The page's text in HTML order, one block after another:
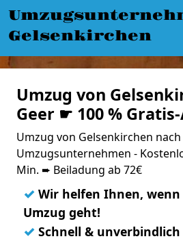
Gelsenkirchen
Umzug von
Geer ☛ 100 %
Umzug von Gelsenkirchen nach
Umzugsunternehmen -
Min. ➨ Beiladung ab 72€
✓ Wir helfen Ihnen,
Umzug geht!
✓ Schnell &